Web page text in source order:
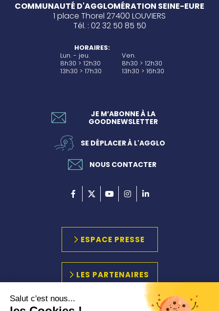
Salut c'est nous...
COMMUNAUTÉ D'AGGLOMÉRATION SEINE-EURE
1 place Thorel 27400 LOUVIERS
Tél. : 02 32 50 85 50
HORAIRES:
Lun. - jeu.
8h30 > 12h30
13h30 > 17h30
Ven.
8h30 > 12h30
13h30 > 16h30
JE M’ABONNE À LA
GOODNEWSLETTER
SE DÉPLACER À L'AGGLO
NOUS CONTACTER
ESPACE PRESSE
LES PARTENAIRES